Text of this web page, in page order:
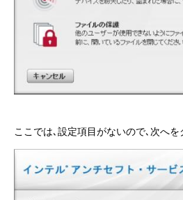
ここでは､設定項目がないので､次へを